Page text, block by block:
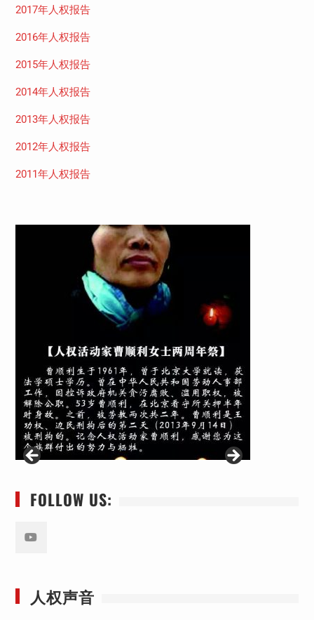
2017年人权报告
2016年人权报告
2015年人权报告
2014年人权报告
2013年人权报告
2012年人权报告
2011年人权报告
FOLLOW US:
人权声音